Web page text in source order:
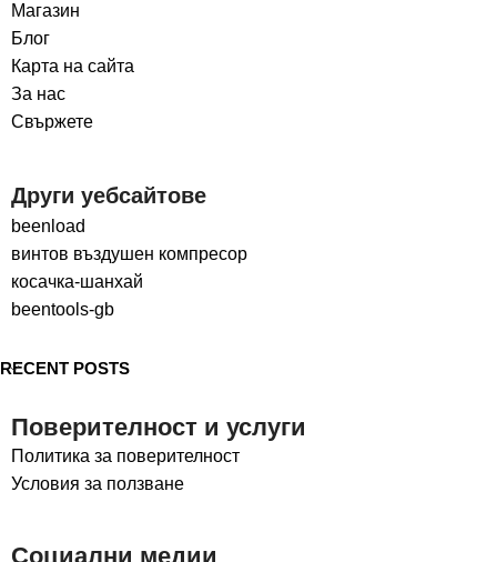
Магазин
Блог
Карта на сайта
За нас
Свържете
Други уебсайтове
beenload
винтов въздушен компресор
косачка-шанхай
beentools-gb
RECENT POSTS
Поверителност и услуги
Политика за поверителност
Условия за ползване
Социални медии